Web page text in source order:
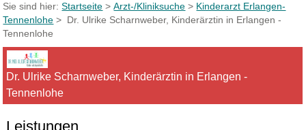
Sie sind hier:Startseite >Arzt-/Kliniksuche > Kinderarzt Erlangen-
Tennenlohe > Dr. Ulrike Scharnweber, Kinderärztin in Erlangen -
Tennenlohe
Dr. Ulrike Scharnweber, Kinderärztin in Erlangen -
Tennenlohe
Leistungen